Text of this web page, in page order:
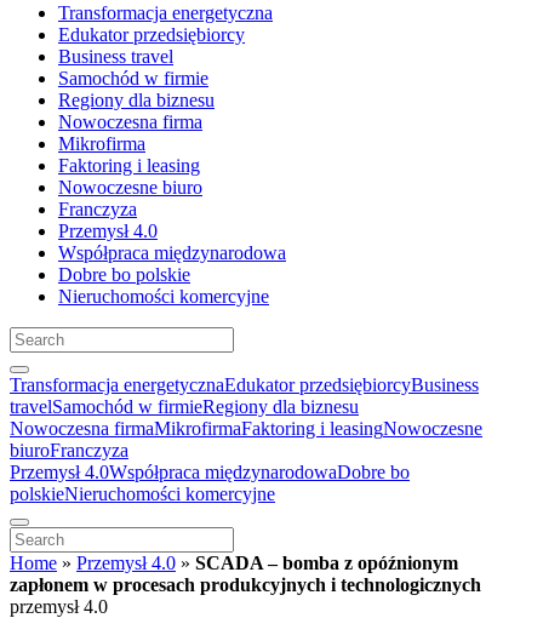
Transformacja energetyczna
Edukator przedsiębiorcy
Business travel
Samochód w firmie
Regiony dla biznesu
Nowoczesna firma
Mikrofirma
Faktoring i leasing
Nowoczesne biuro
Franczyza
Przemysł 4.0
Współpraca międzynarodowa
Dobre bo polskie
Nieruchomości komercyjne
Transformacja energetycznaEdukator przedsiębiorcyBusiness
travelSamochód w firmieRegiony dla biznesu
Nowoczesna firmaMikrofirmaFaktoring i leasingNowoczesne
biuroFranczyza
Przemysł 4.0Współpraca międzynarodowaDobre bo
polskieNieruchomości komercyjne
Home » Przemysł 4.0 » SCADA – bomba z opóźnionym
zapłonem w procesach produkcyjnych i technologicznych
przemysł 4.0